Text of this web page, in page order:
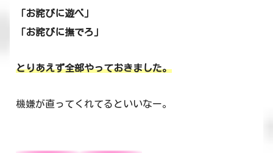
「お詫びに遊べ」
「お詫びに撫でろ」
とりあえず全部やっておきました。
機嫌が直ってくれてるといいなー。